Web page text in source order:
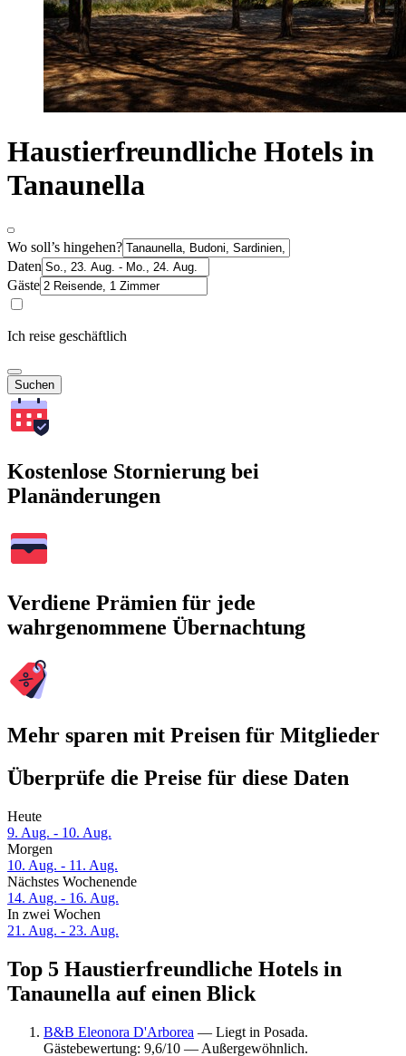
Haustierfreundliche Hotels in
Tanaunella
Wo soll’s hingehen?
Daten
Gäste
Ich reise geschäftlich
Suchen
Kostenlose Stornierung bei
Planänderungen
Verdiene Prämien für jede
wahrgenommene Übernachtung
Mehr sparen mit Preisen für Mitglieder
Überprüfe die Preise für diese Daten
Heute
9. Aug. - 10. Aug.
Morgen
10. Aug. - 11. Aug.
Nächstes Wochenende
14. Aug. - 16. Aug.
In zwei Wochen
21. Aug. - 23. Aug.
Top 5 Haustierfreundliche Hotels in
Tanaunella auf einen Blick
B&B Eleonora D'Arborea — Liegt in Posada.
Gästebewertung: 9,6/10 — Außergewöhnlich.